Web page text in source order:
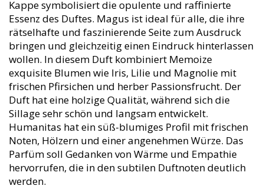
Kappe symbolisiert die opulente und raffinierte
Essenz des Duftes. Magus ist ideal für alle, die ihre
rätselhafte und faszinierende Seite zum Ausdruck
bringen und gleichzeitig einen Eindruck hinterlassen
wollen. In diesem Duft kombiniert Memoize
exquisite Blumen wie Iris, Lilie und Magnolie mit
frischen Pfirsichen und herber Passionsfrucht. Der
Duft hat eine holzige Qualität, während sich die
Sillage sehr schön und langsam entwickelt.
Humanitas hat ein süß-blumiges Profil mit frischen
Noten, Hölzern und einer angenehmen Würze. Das
Parfüm soll Gedanken von Wärme und Empathie
hervorrufen, die in den subtilen Duftnoten deutlich
werden.